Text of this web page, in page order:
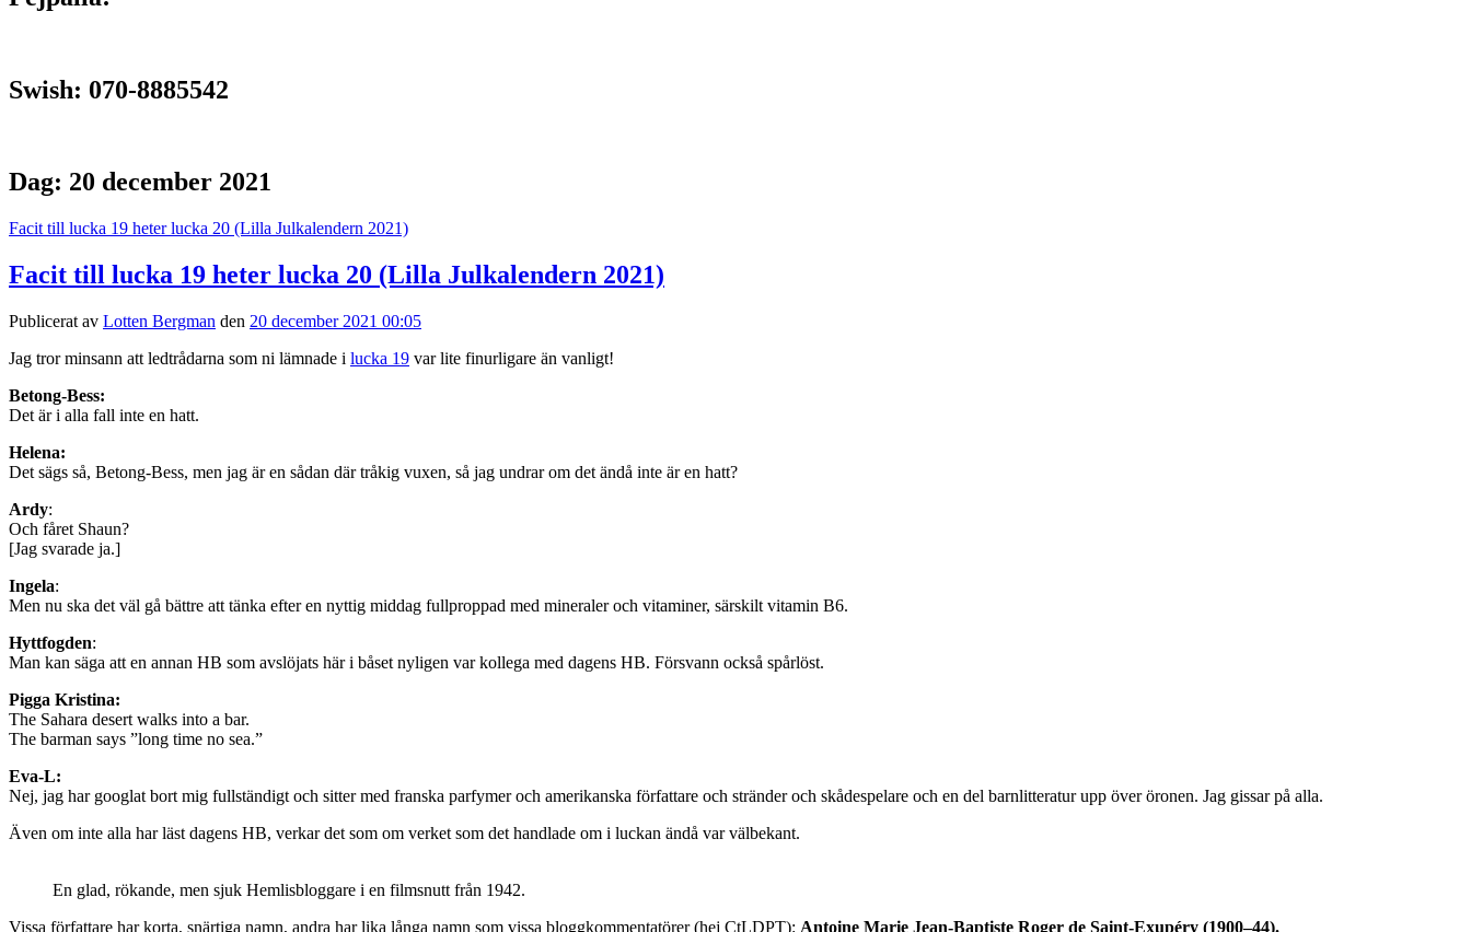
Swish: 070-8885542
Dag: 20 december 2021
Facit till lucka 19 heter lucka 20 (Lilla Julkalendern 2021)
Facit till lucka 19 heter lucka 20 (Lilla Julkalendern 2021)
Publicerat av Lotten Bergman den 20 december 2021 00:05
Jag tror minsann att ledtrådarna som ni lämnade i lucka 19 var lite finurligare än vanligt!
Betong-Bess:
Det är i alla fall inte en hatt.
Helena:
Det sägs så, Betong-Bess, men jag är en sådan där tråkig vuxen, så jag undrar om det ändå inte är en hatt?
Ardy:
Och fåret Shaun?
[Jag svarade ja.]
Ingela:
Men nu ska det väl gå bättre att tänka efter en nyttig middag fullproppad med mineraler och vitaminer, särskilt vitamin B6.
Hyttfogden:
Man kan säga att en annan HB som avslöjats här i båset nyligen var kollega med dagens HB. Försvann också spårlöst.
Pigga Kristina:
The Sahara desert walks into a bar.
The barman says ”long time no sea.”
Eva-L:
Nej, jag har googlat bort mig fullständigt och sitter med franska parfymer och amerikanska författare och stränder och skådespelare och en del barnlitteratur upp över öronen. Jag gissar på alla.
Även om inte alla har läst dagens HB, verkar det som om verket som det handlade om i luckan ändå var välbekant.
En glad, rökande, men sjuk Hemlisbloggare i en filmsnutt från 1942.
Vissa författare har korta, snärtiga namn, andra har lika långa namn som vissa bloggkommentatörer (hej CtLDPT): Antoine Marie Jean-Baptiste Roger de Saint-Exupéry (1900–44).